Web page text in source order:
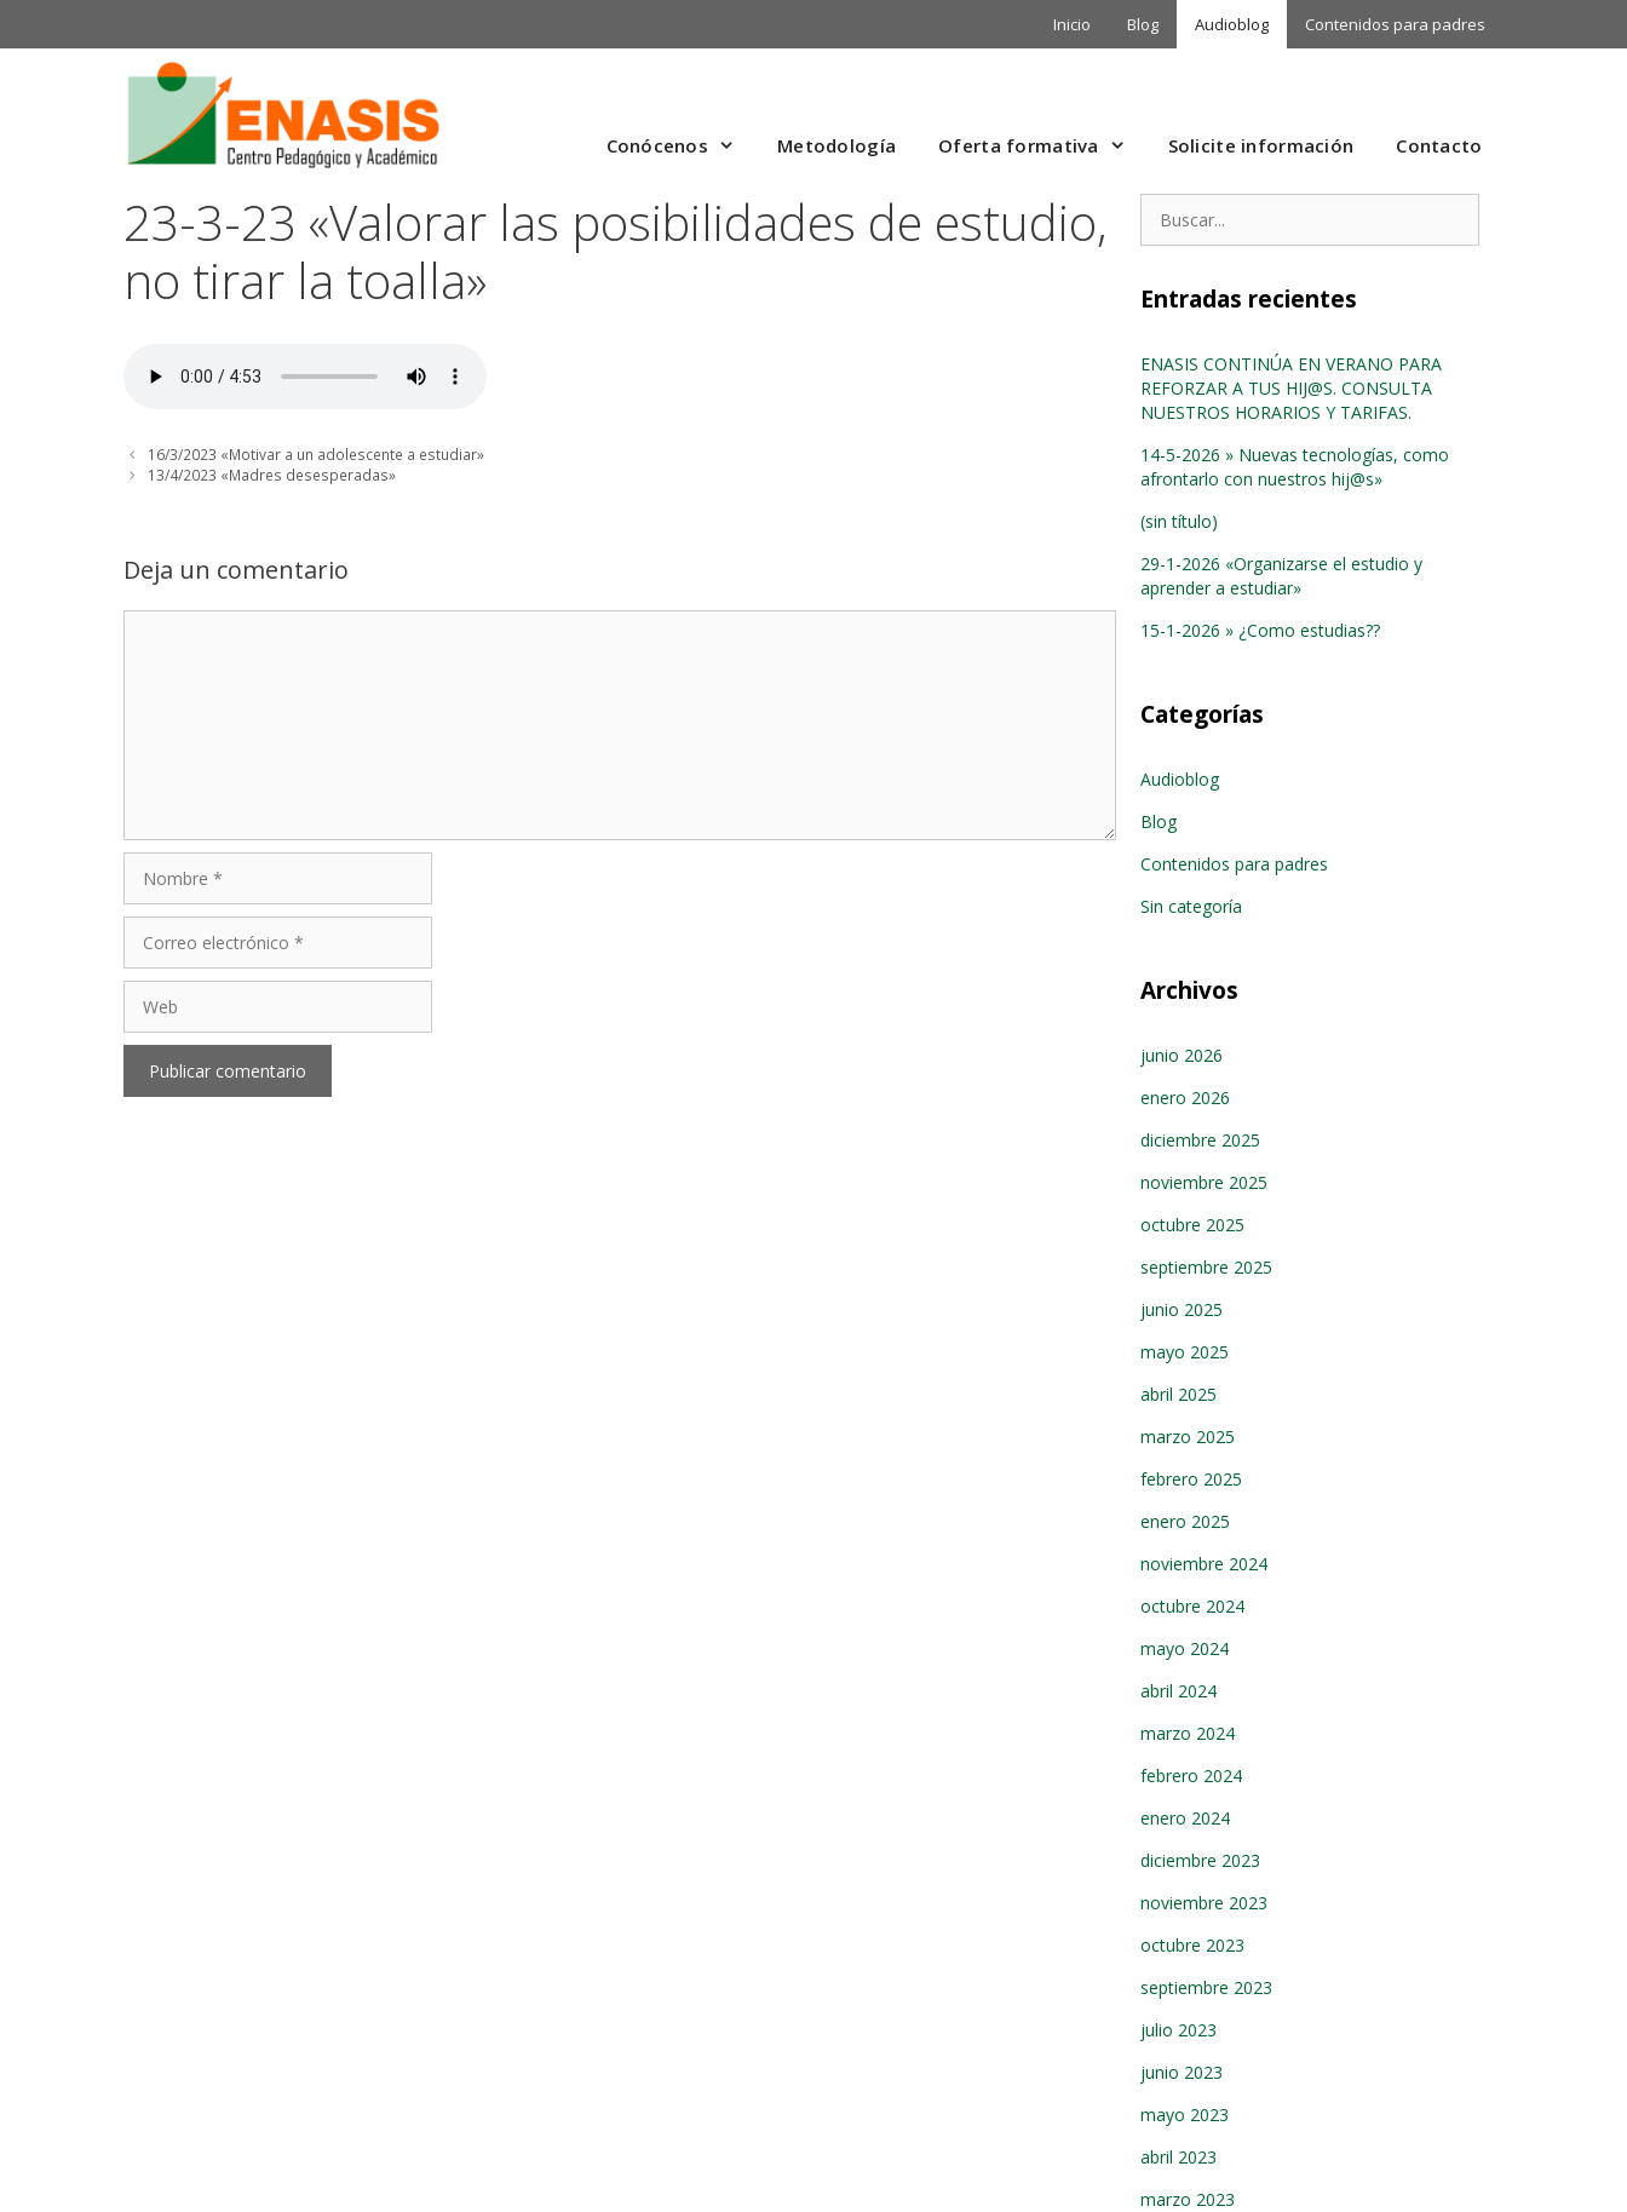
Inicio Blog Audioblog Contenidos para padres
Conócenos Metodología Oferta formativa Solicite información Contacto
23-3-23 «Valorar las posibilidades de estudio,
no tirar la toalla»
16/3/2023 «Motivar a un adolescente a estudiar»
13/4/2023 «Madres desesperadas»
Deja un comentario
electrónico
Entradas recientes
ENASIS CONTINÚA EN VERANO PARA
REFORZAR A TUS HIJ@S. CONSULTA
NUESTROS HORARIOS Y TARIFAS.
14-5-2026 » Nuevas tecnologías, como
afrontarlo con nuestros hij@s»
(sin título)
29-1-2026 «Organizarse el estudio y
aprender a estudiar»
15-1-2026 » ¿Como estudias??
Categorías
Audioblog
Blog
Contenidos para padres
Sin categoría
Archivos
junio 2026
enero 2026
diciembre 2025
noviembre 2025
octubre 2025
septiembre 2025
junio 2025
mayo 2025
abril 2025
marzo 2025
febrero 2025
enero 2025
noviembre 2024
octubre 2024
mayo 2024
abril 2024
marzo 2024
febrero 2024
enero 2024
diciembre 2023
noviembre 2023
octubre 2023
septiembre 2023
julio 2023
junio 2023
mayo 2023
abril 2023
marzo 2023